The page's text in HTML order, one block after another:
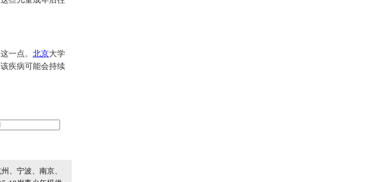
一点。 北京大学
疾病可能会持续
、宁波、南京、